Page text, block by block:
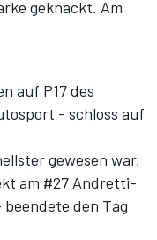
geknackt. Am
auf P17 des
- schloss auf
gewesen war,
am #27 Andretti-
den Tag